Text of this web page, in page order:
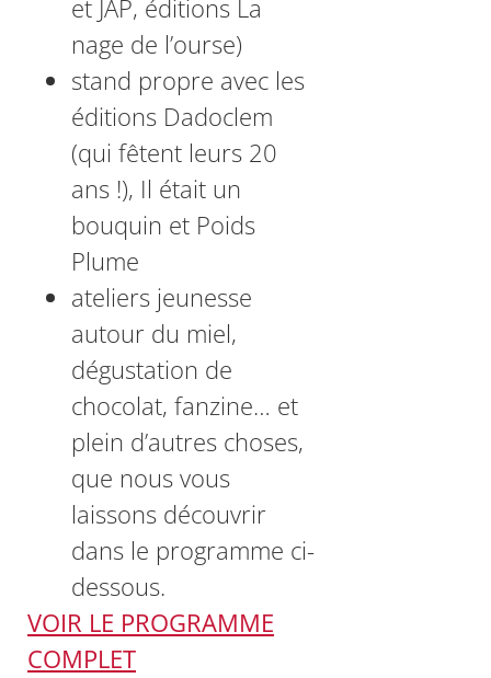
et JAP, éditions La
nage de l’ourse)
stand propre avec les
éditions Dadoclem
(qui fêtent leurs 20
ans !), Il était un
bouquin et Poids
Plume
ateliers jeunesse
autour du miel,
dégustation de
chocolat, fanzine… et
plein d’autres choses,
que nous vous
laissons découvrir
dans le programme ci-
dessous.
VOIR LE PROGRAMME
COMPLET